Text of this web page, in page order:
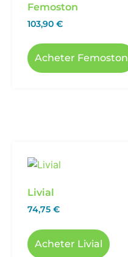
Femoston
103,90 €
Acheter Femoston
Livial
74,75 €
Acheter Livial